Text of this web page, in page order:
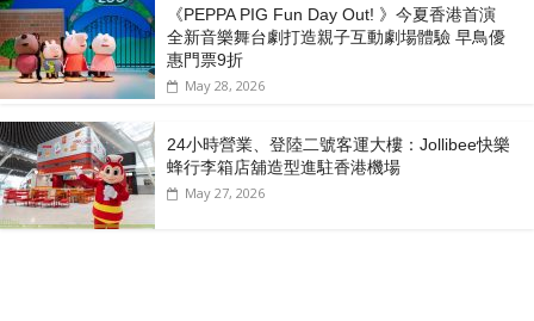
《PEPPA PIG Fun Day Out! 》今夏香港首演
全新音樂舞台劇打造親子互動劇場體驗 早鳥優
惠門票9折
May 28, 2026
24小時營業、登陸二號客運大樓：Jollibee快樂
蜂行李箱店舖造型進駐香港機場
May 27, 2026